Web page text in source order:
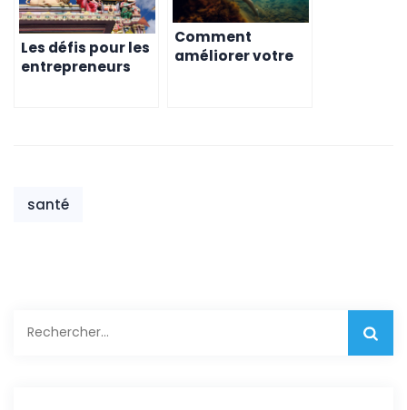
Les défis pour les
entrepreneurs
Comment
améliorer votre
santé